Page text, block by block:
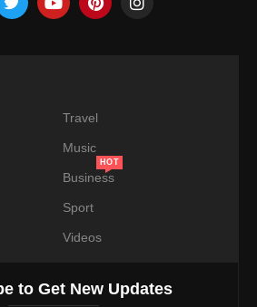
Travel
Music
Business
HOT
Sport
Videos
to Get New Updates